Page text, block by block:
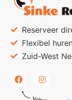
Reserveer
Flexibel
Zuid-West